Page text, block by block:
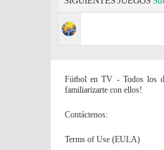
Fútbol en TV - Todos los
familiarizarte con ellos!
Contáctenos:
Terms of Use (EULA)